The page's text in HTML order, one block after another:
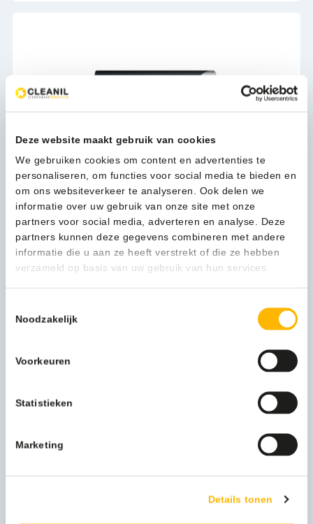
Deze website maakt gebruik van cookies
We gebruiken cookies om content en advertenties te
personaliseren, om functies voor social media te bieden en
om ons websiteverkeer te analyseren. Ook delen we
informatie over uw gebruik van onze site met onze
partners voor social media, adverteren en analyse. Deze
partners kunnen deze gegevens combineren met andere
informatie die u aan ze heeft verstrekt of die ze hebben
verzameld op basis van uw gebruik van hun services.
Noodzakelijk
Voorkeuren
Statistieken
Marketing
Details tonen
Duracell Procell Industrial AA Batterijen - 89102
7,65(9,26 Incl. btw)
Toevoegen
Duracell Procell Industrial C Batterijen - 89103